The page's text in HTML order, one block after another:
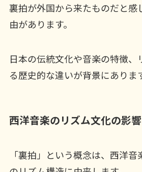
裏拍が外国から来たものだと感
由があります。
日本の伝統文化や音楽の特徴、
る歴史的な違いが背景にありま
西洋音楽のリズム文化の影響
「裏拍」という概念は、西洋